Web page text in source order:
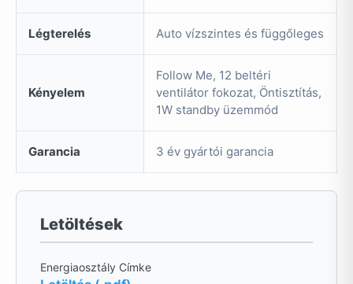
Légterelés Auto vízszintes és függőleges
Kényelem
Follow Me, 12 beltéri
ventilátor fokozat, Öntisztítás,
1W standby üzemmód
Garancia 3 év gyártói garancia
Letöltések
Energiaosztály Címke